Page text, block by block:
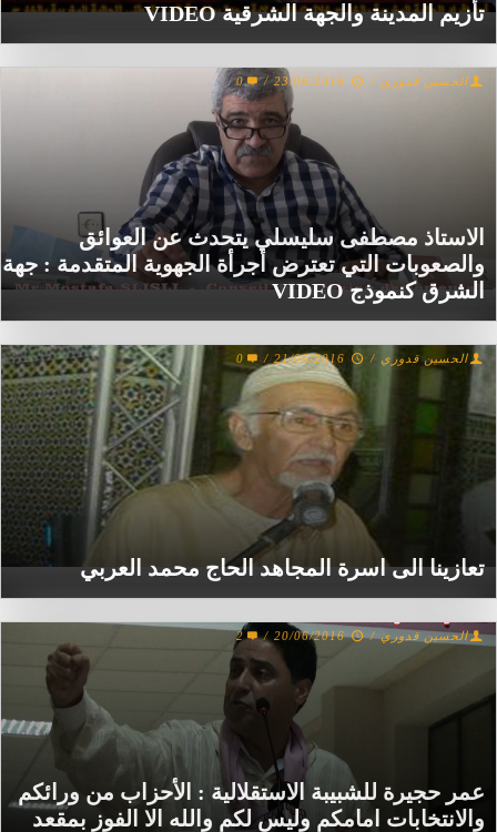
تأزيم المدينة والجهة الشرقية VIDEO
الاستاذ مصطفى سليسلي يتحدث عن العوائق
والصعوبات التي تعترض أجرأة الجهوية المتقدمة : جهة
الشرق كنموذج VIDEO
الحسين قدوري /
23/06/2016
/
0
تعازينا الى اسرة المجاهد الحاج محمد العربي
الحسين قدوري /
21/06/2016
/
0
عمر حجيرة للشبيبة الاستقلالية : الأحزاب من ورائكم
والانتخابات امامكم وليس لكم والله الا الفوز بمقعد
الحسين قدوري /
20/06/2016
/
2